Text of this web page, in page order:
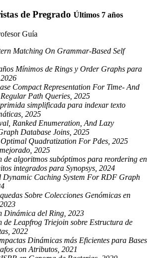
de Pregrado Últimos 7 años
Guía
Matching On Grammar-Based Self
Mínimos de Rings y Order Graphs para
Compact Representation For Time- And
Path Queries, 2025
simplificada para indexar texto
2025
Ranked Enumeration, And Lazy
Database Joins, 2025
Quadratization For Pdes, 2025
2025
de algoritmos subóptimos para reordering en
integrados para Synopsys, 2024
Dynamic Caching System For RDF Graph
Sobre Colecciones Genómicas en
Dinámica del Ring, 2023
de Leapfrog Triejoin sobre Estructura de
2022
Dinámicas más Eficientes para Bases
con Atributos, 2021